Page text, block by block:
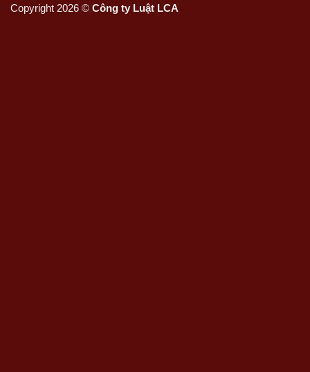
Copyright 2026 © Công ty Luật LCA